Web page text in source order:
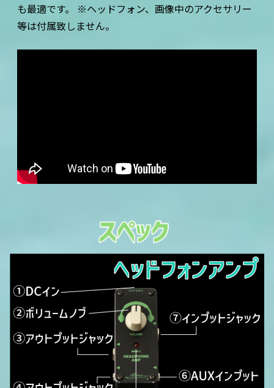
も最適です。 ※ヘッドフォン、画像中のアクセサリー
等は付属致しません。